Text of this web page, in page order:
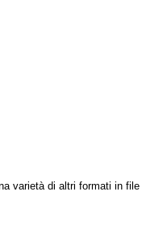
varietà di altri formati in file